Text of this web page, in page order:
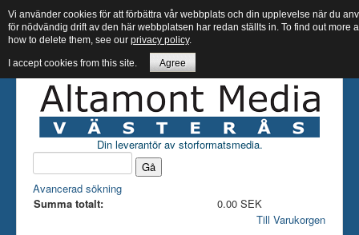
Din leverantör av storformatsmedia.
Avancerad sökning
Summa totalt:
0.00 SEK
Till Varukorgen
Vi använder cookies för att förbättra vår webbplats och din upplevelse när du
för nödvändig drift av den här webbplatsen har redan ställts in. To find out more
how to delete them, see our privacy policy.
I accept cookies from this site. Agree